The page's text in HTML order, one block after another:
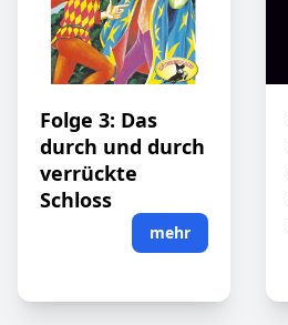
Folge 3: Das
durch und durch
verrückte
Schloss
mehr